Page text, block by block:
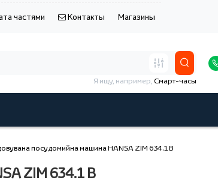
частями Контакты Магазины
Я ищу, например,Смарт-часы
посудомийна машина HANSA ZIM 634.1 B
ZIM 634.1 B